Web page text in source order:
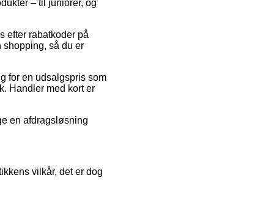
– til juniorer, og
efter rabatkoder på
så du er
for en udsalgspris som
Handler med kort er
en afdragsløsning
vilkår, det er dog